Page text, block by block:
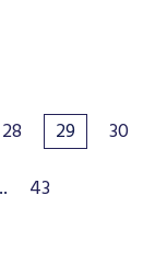
28 29
30
43